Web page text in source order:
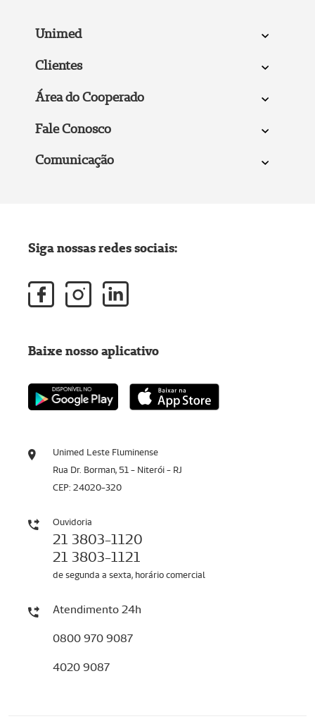
Unimed
Clientes
Área do Cooperado
Fale Conosco
Comunicação
Unimed Leste Fluminense
Rua Dr. Borman, 51 - Niterói - RJ
CEP: 24020-320
Ouvidoria
21 3803-1120
21 3803-1121
de segunda a sexta, horário comercial
Atendimento 24h
0800 970 9087
4020 9087
Siga nossas redes sociais:
Baixe nosso aplicativo